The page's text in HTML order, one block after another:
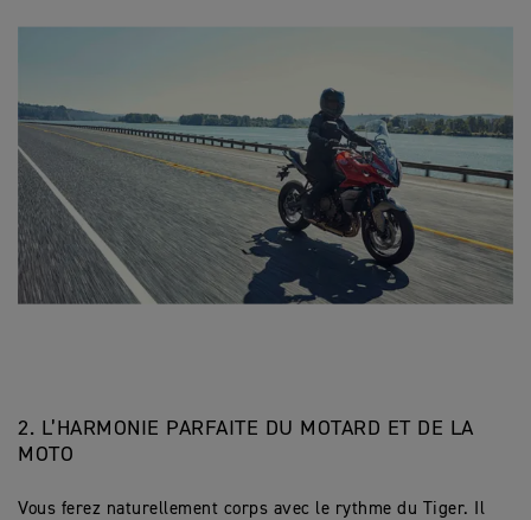
2. L’HARMONIE PARFAITE DU MOTARD ET DE LA
MOTO
Vous ferez naturellement corps avec le rythme du Tiger. Il